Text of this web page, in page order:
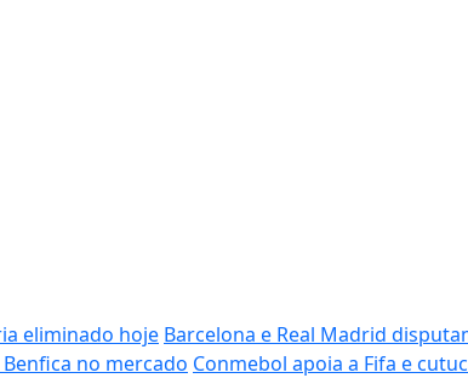
eliminado hoje Barcelona e Real Madrid
no mercado Conmebol apoia a Fifa e